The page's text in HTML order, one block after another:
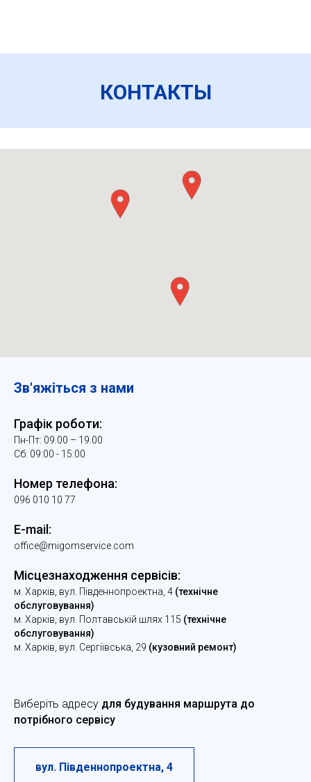
КОНТАКТЫ
Зв'яжіться з нами
Графік роботи:
Пн-Пт: 09.00 – 19.00
Сб: 09:00 - 15:00
Номер телефона:
096 010 10 77
E-mail:
office@migomservice.com
Місцезнаходження сервісів:
м. Харків, вул. Південнопроектна, 4 (технічне
обслуговування)
м. Харків, вул. Полтавській шлях 115 (технічне
обслуговування)
м. Харків, вул. Сергіївська, 29 (кузовний ремонт)
Виберіть адресу для будування маршрута до
потрібного сервісу
вул. Південнопроектна, 4